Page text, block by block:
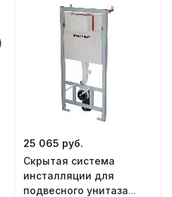
25 065 руб.
Скрытая система
инсталляции для
подвесного унитаза